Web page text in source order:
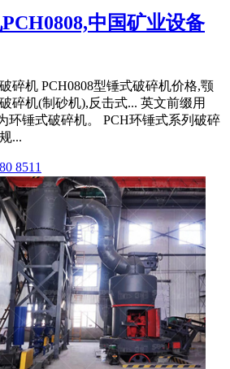
中国矿业设备
碎机 PCH0808型锤式破碎机价格,颚
碎机(制砂机),反击式... 英文前缀用
环锤式破碎机。 PCH环锤式系列破碎
...
8511